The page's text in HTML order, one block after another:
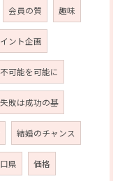
会員の質 趣味
ント企画
不可能を可能に
失敗は成功の基
結婚のチャンス
県 価格